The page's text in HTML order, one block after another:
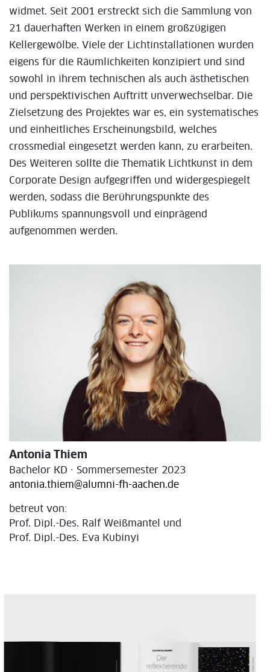
widmet. Seit 2001 erstreckt sich die Sammlung von
21 dauerhaften Werken in einem großzügigen
Kellergewölbe. Viele der Lichtinstallationen wurden
eigens für die Räumlichkeiten konzipiert und sind
sowohl in ihrem technischen als auch ästhetischen
und perspektivischen Auftritt unverwechselbar. Die
Zielsetzung des Projektes war es, ein systematisches
und einheitliches Erscheinungsbild, welches
crossmedial eingesetzt werden kann, zu erarbeiten.
Des Weiteren sollte die Thematik Lichtkunst in dem
Corporate Design aufgegriffen und widergespiegelt
werden, sodass die Berührungspunkte des
Publikums spannungsvoll und einprägend
aufgenommen werden.
Antonia Thiem
Bachelor KD · Sommersemester 2023
antonia.thiem@alumni-fh-aachen.de
betreut von:
Prof. Dipl.-Des. Ralf Weißmantel und
Prof. Dipl.-Des. Eva Kubinyi